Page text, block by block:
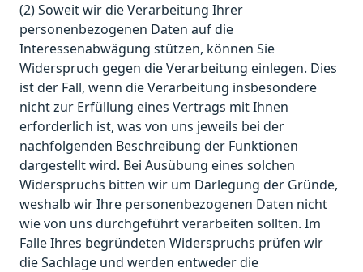
(2) Soweit wir die Verarbeitung Ihrer
personenbezogenen Daten auf die
Interessenabwägung stützen, können Sie
Widerspruch gegen die Verarbeitung einlegen. Dies
ist der Fall, wenn die Verarbeitung insbesondere
nicht zur Erfüllung eines Vertrags mit Ihnen
erforderlich ist, was von uns jeweils bei der
nachfolgenden Beschreibung der Funktionen
dargestellt wird. Bei Ausübung eines solchen
Widerspruchs bitten wir um Darlegung der Gründe,
weshalb wir Ihre personenbezogenen Daten nicht
wie von uns durchgeführt verarbeiten sollten. Im
Falle Ihres begründeten Widerspruchs prüfen wir
die Sachlage und werden entweder die